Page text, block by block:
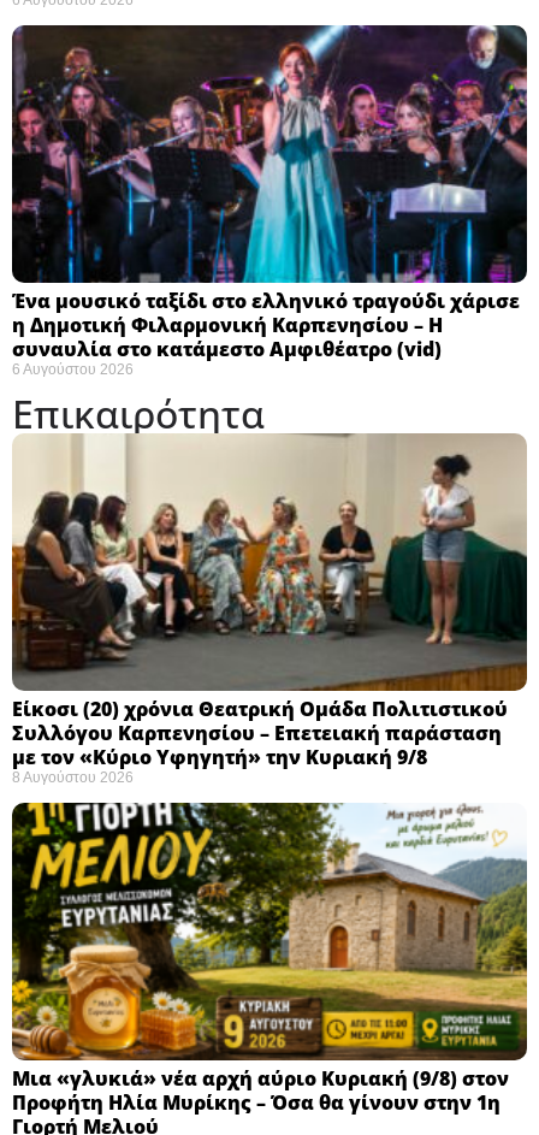
Ένα μουσικό ταξίδι στο ελληνικό τραγούδι χάρισε
η Δημοτική Φιλαρμονική Καρπενησίου – Η
συναυλία στο κατάμεστο Αμφιθέατρο (vid)
6 Αυγούστου 2026
Επικαιρότητα
Eίκοσι (20) χρόνια Θεατρική Ομάδα Πολιτιστικού
Συλλόγου Καρπενησίου – Επετειακή παράσταση
με τον «Κύριο Υφηγητή» την Κυριακή 9/8
8 Αυγούστου 2026
Μια «γλυκιά» νέα αρχή αύριο Κυριακή (9/8) στον
Προφήτη Ηλία Μυρίκης – Όσα θα γίνουν στην 1η
Γιορτή Μελιού